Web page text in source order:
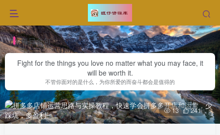
每日金句
Fight for the things you love no matter what you may face, it
will be worth it.
不管你面对的是什么，为你所爱的而奋斗都会是值得的
13 241